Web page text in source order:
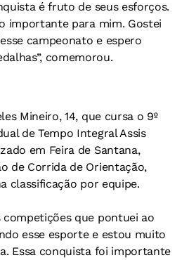
é fruto de seus esforços.
importante para mim. Gostei
campeonato e espero
comemorou.
Mineiro, 14, que cursa o 9º
de Tempo Integral Assis
em Feira de Santana,
de Corrida de Orientação,
classificação por equipe.
que pontuei ao
esse esporte e estou muito
Essa conquista foi importante